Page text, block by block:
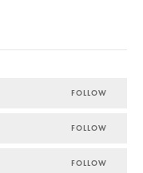
FOLLOW
FOLLOW
FOLLOW